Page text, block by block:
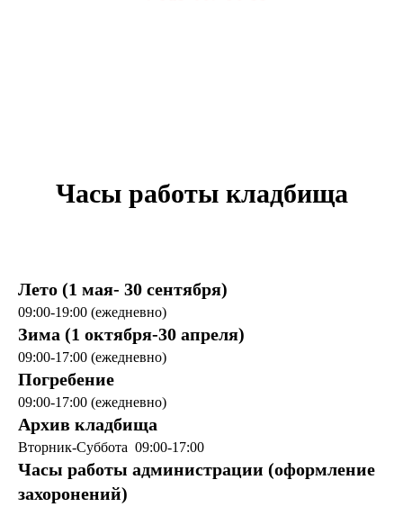
Часы работы кладбища
Лето (1 мая- 30 сентября)
09:00-19:00 (ежедневно)
Зима (1 октября-30 апреля)
09:00-17:00 (ежедневно)
Погребение
09:00-17:00 (ежедневно)
Архив кладбища
Вторник-Суббота 09:00-17:00
Часы работы администрации (оформление
захоронений)